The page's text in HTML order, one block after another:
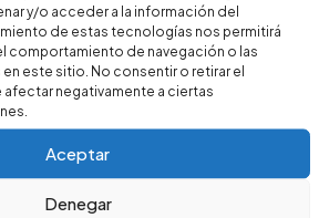
y/o acceder a la información del
de estas tecnologías nos permitirá
comportamiento de navegación o las
este sitio. No consentir o retirar el
negativamente a ciertas
Aceptar
Denegar